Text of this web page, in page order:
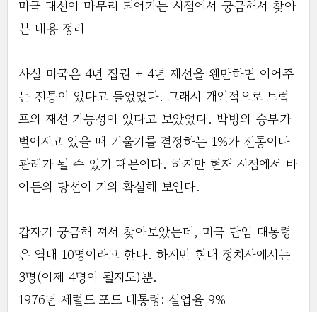
미국 대선이 마무리 되어가는 시점에서 궁금해서 찾아
본 내용 정리
사실 미국은 4년 집권 + 4년 재선을 왠만하면 이어주
는 전통이 있다고 들었었다. 그래서 개인적으로 트럼
프의 재선 가능성이 있다고 보았었다. 박빙의 승부가
벌어지고 있을 때 기울기를 결정하는 1%가 전통이나
관례가 될 수 있기 때문이다. 하지만 현재 시점에서 바
이든의 당선이 거의 확실해 보인다.
갑자기 궁금해 져서 찾아보았는데, 미국 단임 대통령
은 역대 10명이라고 한다. 하지만 현대 정치사에서는
3명(이제 4명이 될지도)뿐.
1976년 제럴드 포드 대통령: 실업율 9%